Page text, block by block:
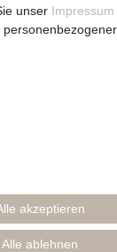
Uhr
unser Impressum
akzeptieren
Alle ablehnen